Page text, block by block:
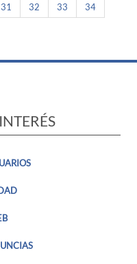
31 32 33
34